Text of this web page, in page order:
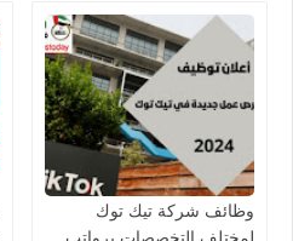
وظائف شركة تيك توك